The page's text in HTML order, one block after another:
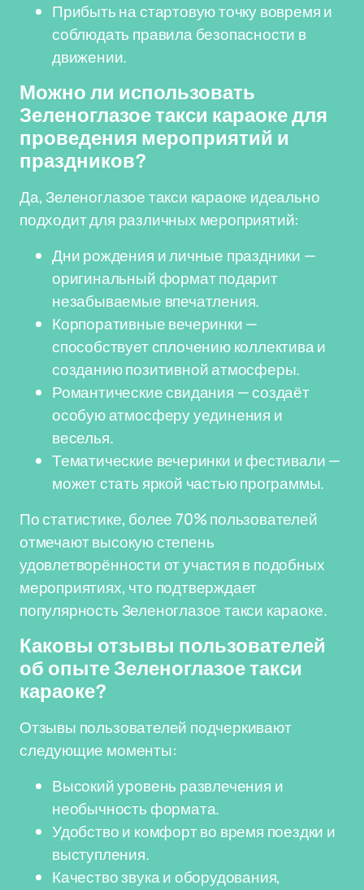
Прибыть на стартовую точку вовремя и
соблюдать правила безопасности в
движении.
Можно ли использовать
Зеленоглазое такси караоке для
проведения мероприятий и
праздников?
Да, Зеленоглазое такси караоке идеально
подходит для различных мероприятий:
Дни рождения и личные праздники —
оригинальный формат подарит
незабываемые впечатления.
Корпоративные вечеринки —
способствует сплочению коллектива и
созданию позитивной атмосферы.
Романтические свидания — создаёт
особую атмосферу уединения и
веселья.
Тематические вечеринки и фестивали —
может стать яркой частью программы.
По статистике, более 70% пользователей
отмечают высокую степень
удовлетворённости от участия в подобных
мероприятиях, что подтверждает
популярность Зеленоглазое такси караоке.
Каковы отзывы пользователей
об опыте Зеленоглазое такси
караоке?
Отзывы пользователей подчеркивают
следующие моменты:
Высокий уровень развлечения и
необычность формата.
Удобство и комфорт во время поездки и
выступления.
Качество звука и оборудования,